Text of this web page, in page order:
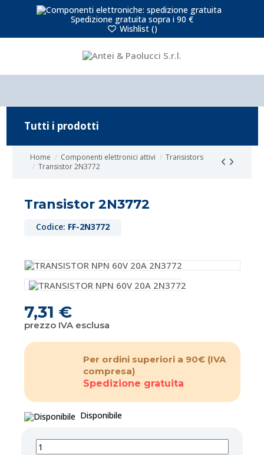
Spedizione gratuita sopra i 90 €
Wishlist ()
Home Componenti elettronici attivi
Transistors
Transistor 2N3772
Transistor 2N3772
Codice: FF-2N3772
7,31 €
prezzo IVA esclusa
Per ordini superiori a 90€ (IVA
compresa)
Spedizione gratuita
Disponibile
Tutti i prodotti